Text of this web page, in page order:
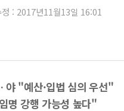
: 2017년11월13일 16:01
"예산·입법 심의 우선"
명 강행 가능성 높다"